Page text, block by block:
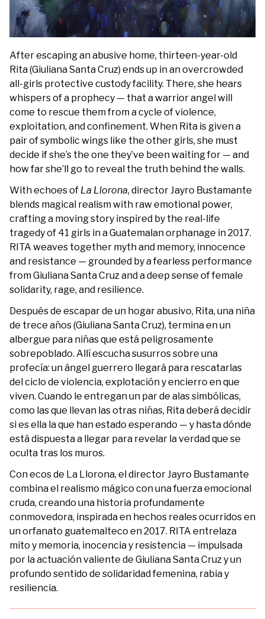
After escaping an abusive home, thirteen-year-old
Rita (Giuliana Santa Cruz) ends up in an overcrowded
all-girls protective custody facility. There, she hears
whispers of a prophecy — that a warrior angel will
come to rescue them from a cycle of violence,
exploitation, and confinement. When Rita is given a
pair of symbolic wings like the other girls, she must
decide if she’s the one they’ve been waiting for — and
how far she’ll go to reveal the truth behind the walls.
With echoes of La Llorona, director Jayro Bustamante
blends magical realism with raw emotional power,
crafting a moving story inspired by the real-life
tragedy of 41 girls in a Guatemalan orphanage in 2017.
RITA weaves together myth and memory, innocence
and resistance — grounded by a fearless performance
from Giuliana Santa Cruz and a deep sense of female
solidarity, rage, and resilience.
Después de escapar de un hogar abusivo, Rita, una niña
de trece años (Giuliana Santa Cruz), termina en un
albergue para niñas que está peligrosamente
sobrepoblado. Allí escucha susurros sobre una
profecía: un ángel guerrero llegará para rescatarlas
del ciclo de violencia, explotación y encierro en que
viven. Cuando le entregan un par de alas simbólicas,
como las que llevan las otras niñas, Rita deberá decidir
si es ella la que han estado esperando — y hasta dónde
está dispuesta a llegar para revelar la verdad que se
oculta tras los muros.
Con ecos de La Llorona, el director Jayro Bustamante
combina el realismo mágico con una fuerza emocional
cruda, creando una historia profundamente
conmovedora, inspirada en hechos reales ocurridos en
un orfanato guatemalteco en 2017. RITA entrelaza
mito y memoria, inocencia y resistencia — impulsada
por la actuación valiente de Giuliana Santa Cruz y un
profundo sentido de solidaridad femenina, rabia y
resiliencia.